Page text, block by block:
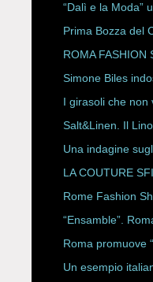
“Dalì e la Moda”
Prima Bozza del
P/E 2027
ROMA FASHION
HAUTE
Simone Biles
ESPY Awards
I girasoli che non
Salt&Linen. Il
Una indagine
LA COUTURE
CON
ROBERTA
Rome Fashion
“Ensamble”.
Storici
Roma promuove
Un esempio